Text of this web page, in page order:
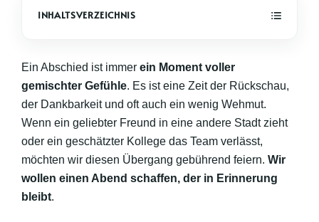
Ein Abschied ist immer ein Moment voller
gemischter Gefühle. Es ist eine Zeit der Rückschau,
der Dankbarkeit und oft auch ein wenig Wehmut.
Wenn ein geliebter Freund in eine andere Stadt zieht
oder ein geschätzter Kollege das Team verlässt,
möchten wir diesen Übergang gebührend feiern. Wir
wollen einen Abend schaffen, der in Erinnerung
bleibt.